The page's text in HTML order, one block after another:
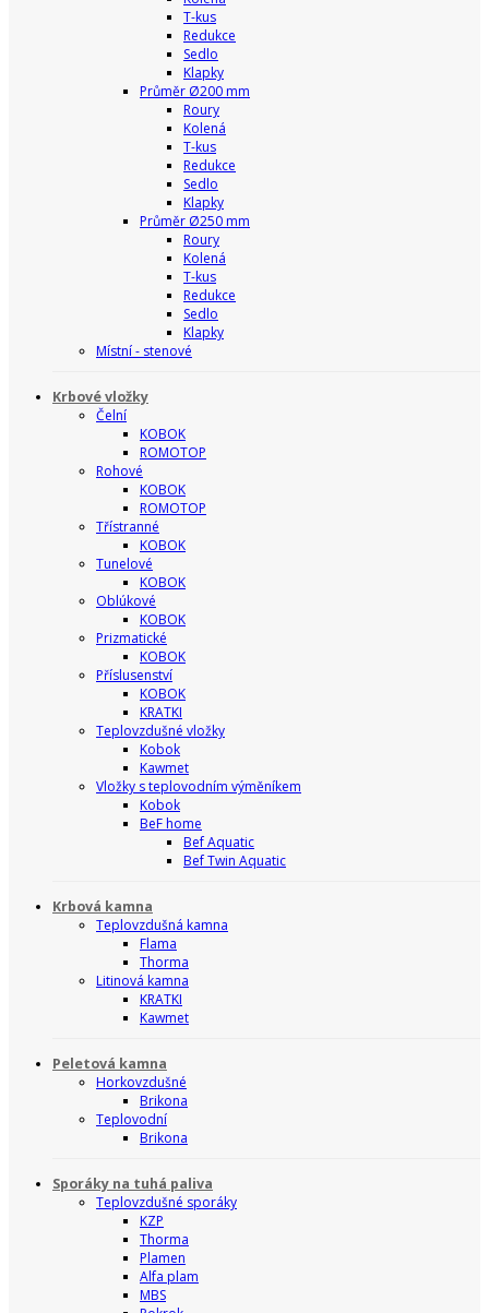
T-kus
Redukce
Sedlo
Klapky
Průměr Ø200 mm
Roury
Kolená
T-kus
Redukce
Sedlo
Klapky
Průměr Ø250 mm
Roury
Kolená
T-kus
Redukce
Sedlo
Klapky
Místní - stenové
Krbové vložky
Čelní
KOBOK
ROMOTOP
Rohové
KOBOK
ROMOTOP
Třístranné
KOBOK
Tunelové
KOBOK
Oblúkové
KOBOK
Prizmatické
KOBOK
Příslusenství
KOBOK
KRATKI
Teplovzdušné vložky
Kobok
Kawmet
Vložky s teplovodním výměníkem
Kobok
BeF home
Bef Aquatic
Bef Twin Aquatic
Krbová kamna
Teplovzdušná kamna
Flama
Thorma
Litinová kamna
KRATKI
Kawmet
Peletová kamna
Horkovzdušné
Brikona
Teplovodní
Brikona
Sporáky na tuhá paliva
Teplovzdušné sporáky
KZP
Thorma
Plamen
Alfa plam
MBS